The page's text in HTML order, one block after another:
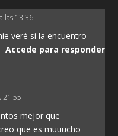
las 13:36
veré si la encuentro
Accede para responder
21:55
mejor que
que es muuucho